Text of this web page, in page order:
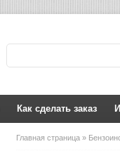
Как сделать заказ
Главная страница »